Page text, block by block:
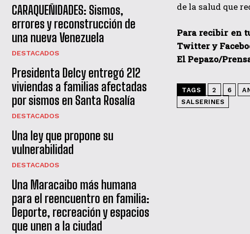
CARAQUEÑIDADES: Sismos,
errores y reconstrucción de
una nueva Venezuela
DESTACADOS
Presidenta Delcy entregó 212
viviendas a familias afectadas
por sismos en Santa Rosalía
DESTACADOS
Una ley que propone su
vulnerabilidad
DESTACADOS
Una Maracaibo más humana
para el reencuentro en familia:
Deporte, recreación y espacios
que unen a la ciudad
de la salud que
Para recibir en
Twitter y
El Pepazo/
TAGS 2 6
SALSERINES